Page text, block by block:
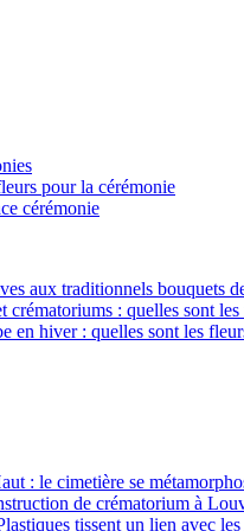
pour la cérémonie
cérémonie
aux traditionnels bouquets
crématoriums : quelles sont les
en hiver : quelles sont les
: le cimetière se
de crématorium à
tissent un lien avec